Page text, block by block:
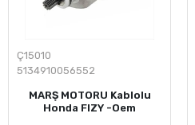
Ç15010
5134910056552
MARŞ MOTORU Kablolu
Honda FIZY -Oem